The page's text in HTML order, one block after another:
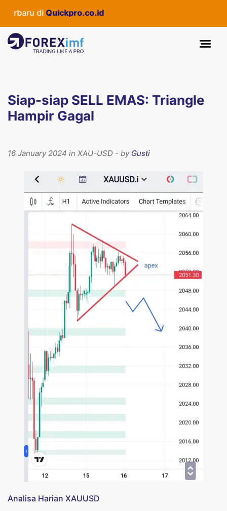
diQuickpro.co.id
Siap-siap SELL EMAS: Triangle
Hampir Gagal
16 January 2024 in XAU-USD - by Gusti
Analisa Harian XAUUSD